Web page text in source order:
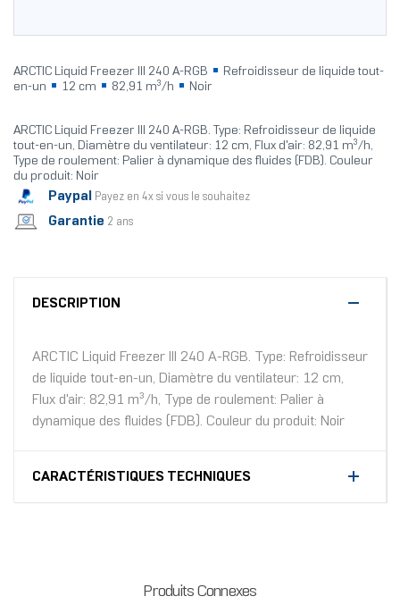
ARCTIC Liquid Freezer III 240 A-RGB
Refroidisseur de liquide tout-
en-un
12 cm 82,91 m³/h Noir
ARCTIC Liquid Freezer III 240 A-RGB. Type: Refroidisseur de liquide
tout-en-un, Diamètre du ventilateur: 12 cm, Flux d'air: 82,91 m³/h,
Type de roulement: Palier à dynamique des fluides (FDB). Couleur
du produit: Noir
Paypal Payez en 4x si vous le souhaitez
Garantie 2 ans
DESCRIPTION
ARCTIC Liquid Freezer III 240 A-RGB. Type: Refroidisseur
de liquide tout-en-un, Diamètre du ventilateur: 12 cm,
Flux d'air: 82,91 m³/h, Type de roulement: Palier à
dynamique des fluides (FDB). Couleur du produit: Noir
CARACTÉRISTIQUES TECHNIQUES
Produits Connexes